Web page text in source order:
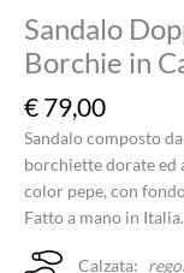
Sandalo
Borchie in
€ 79,00
Sandalo composto
borchiette dorate ed
color pepe, con
Fatto a mano in Italia.
Calzata: